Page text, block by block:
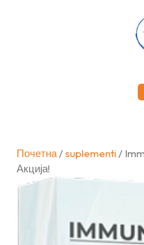
Почетна/suplementi/
Акција!